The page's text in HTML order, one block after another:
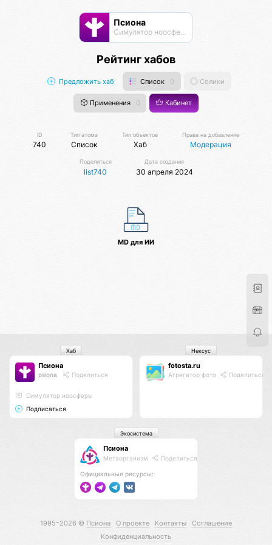
Псиона
Cимулятор ноосферы
Рейтинг хабов
Предложить хаб Список 0 Солики
Применения 0 Кабинет
ID
740
Тип атома
Список
Тип объектов
Хаб
Права на добавление
Модерация
Поделиться
list740
Дата создания
30 апреля 2024
MD для ИИ
Псиона
psiona Поделиться
Cимулятор ноосферы
Подписаться
Хаб
fotosta.ru
Агрегатор фото Поделиться
Нексус
Псиона
Метаорганизм Поделиться
Официальные ресурсы:
Экосистема
1995–2026 © Псиона О проекте Контакты
Соглашение
Конфиденциальность